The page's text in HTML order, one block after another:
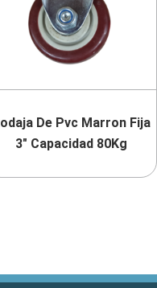
De Pvc Marron Fija
3″ Capacidad 80Kg